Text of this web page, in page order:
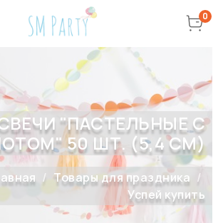
0
"ПАСТЕЛЬНЫЕ С
50 ШТ. (5,4 СМ)
Товары для праздника
Успей купить